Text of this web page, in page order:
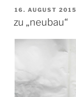
VERÖFFENTLICHT
16. AUGUST 2015
zu „neubau“